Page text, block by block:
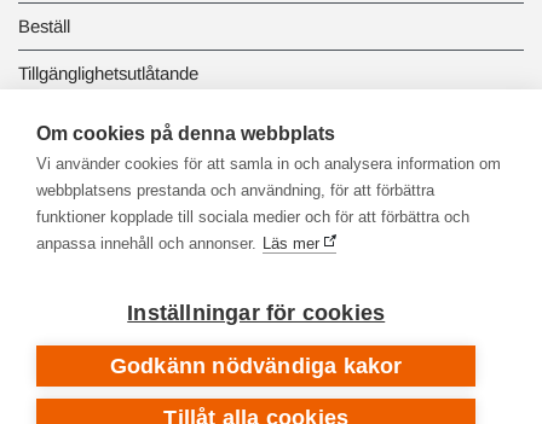
Beställ
Tillgänglighetsutlåtande
Dataskydd och registerbeskrivningar
Länkbiblioteket
Om cookies på denna webbplats
Vi använder cookies för att samla in och analysera information om
webbplatsens prestanda och användning, för att förbättra
funktioner kopplade till sociala medier och för att förbättra och
anpassa innehåll och annonser. Läs mer
Inställningar för cookies
Godkänn nödvändiga kakor
Tillåt alla cookies